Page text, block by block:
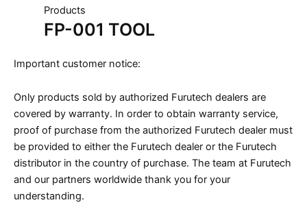
Products
FP-001 TOOL
Important customer notice:
Only products sold by authorized Furutech dealers are
covered by warranty. In order to obtain warranty service,
proof of purchase from the authorized Furutech dealer must
be provided to either the Furutech dealer or the Furutech
distributor in the country of purchase. The team at Furutech
and our partners worldwide thank you for your
understanding.